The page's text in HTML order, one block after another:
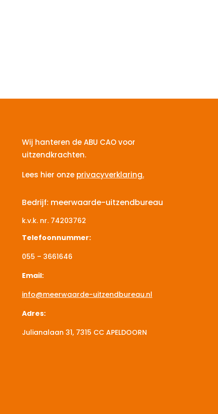
Wij hanteren de ABU CAO voor
uitzendkrachten.
Lees hier onze privacyverklaring.
Bedrijf: meerwaarde-uitzendbureau
k.v.k. nr.74203762
Telefoonnummer:
055 – 3661646
Email:
info@meerwaarde-uitzendbureau.nl
Adres:
Julianalaan 31, 7315 CCAPELDOORN